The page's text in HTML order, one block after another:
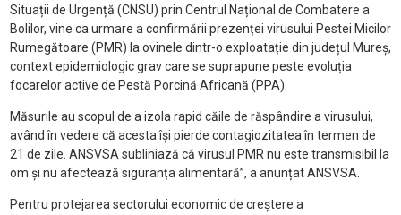
Situații de Urgență (CNSU) prin Centrul Național de Combatere a
Bolilor, vine ca urmare a confirmării prezenței virusului Pestei Micilor
Rumegătoare (PMR) la ovinele dintr-o exploatație din județul Mureș,
context epidemiologic grav care se suprapune peste evoluția
focarelor active de Pestă Porcină Africană (PPA).
Măsurile au scopul de a izola rapid căile de răspândire a virusului,
având în vedere că acesta își pierde contagiozitatea în termen de
21 de zile. ANSVSA subliniază că virusul PMR nu este transmisibil la
om și nu afectează siguranța alimentară”, a anunțat ANSVSA.
Pentru protejarea sectorului economic de creștere a